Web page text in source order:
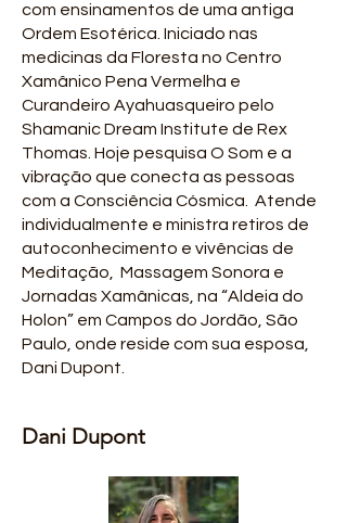
com ensinamentos de uma antiga
Ordem Esotérica. Iniciado nas
medicinas da Floresta no Centro
Xamânico Pena Vermelha e
Curandeiro Ayahuasqueiro pelo
Shamanic Dream Institute de Rex
Thomas. Hoje pesquisa O Som e a
vibração que conecta as pessoas
com a Consciência Cósmica. Atende
individualmente e ministra retiros de
autoconhecimento e vivências de
Meditação, Massagem Sonora e
Jornadas Xamânicas, na “Aldeia do
Holon” em Campos do Jordão, São
Paulo, onde reside com sua esposa,
Dani Dupont.
Dani Dupont